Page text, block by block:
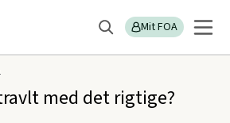
Søg Mit FOA
med det rigtige?